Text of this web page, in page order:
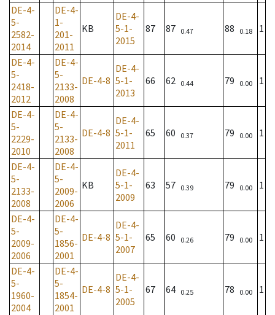
DE-4-
5-
2582-
2014
DE-4-
1-
201-
2011
KB
DE-4-
5-1-
2015
87 87 0.47 88 0.18 1
DE-4-
5-
2418-
2012
DE-4-
5-
2133-
2008
DE-4-8
DE-4-
5-1-
2013
66 62 0.44 79 0.00 1
DE-4-
5-
2229-
2010
DE-4-
5-
2133-
2008
DE-4-8
DE-4-
5-1-
2011
65 60 0.37 79 0.00 1
DE-4-
5-
2133-
2008
DE-4-
5-
2009-
2006
KB
DE-4-
5-1-
2009
63 57 0.39 79 0.00 1
DE-4-
5-
2009-
2006
DE-4-
5-
1856-
2001
DE-4-8
DE-4-
5-1-
2007
65 60 0.26 79 0.00 1
DE-4-
5-
1960-
2004
DE-4-
5-
1854-
2001
DE-4-8
DE-4-
5-1-
2005
67 64 0.25 78 0.00 1